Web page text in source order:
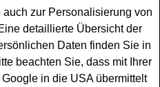
für alle
Smartphone gewinnen
verlost als Hauptgewinn ein
zur Personalisierung von
detaillierte Übersicht der
Daten finden Sie in
beachten Sie, dass mit Ihrer
in die USA übermittelt